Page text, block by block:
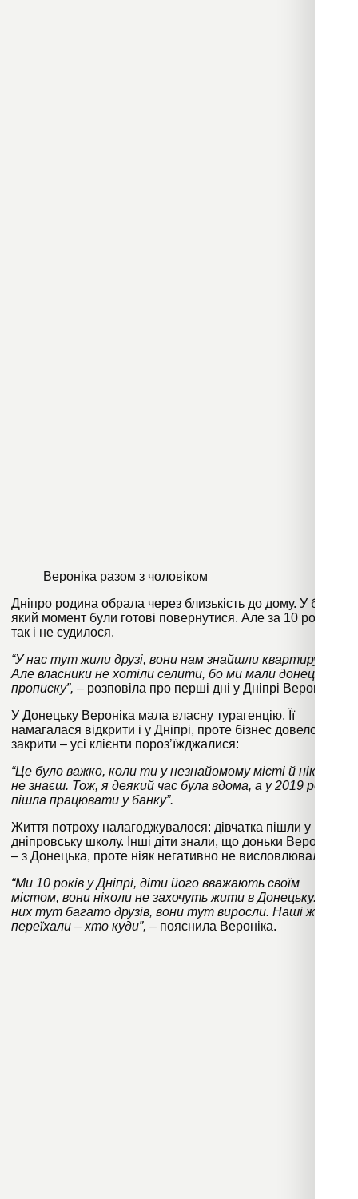
Вероніка разом з чоловіком
Дніпро родина обрала через близькість до дому. У будь-
який момент були готові повернутися. Але за 10 років
так і не судилося.
“У нас тут жили друзі, вони нам знайшли квартиру.
Але власники не хотіли селити, бо ми мали донецьку
прописку”, – розповіла про перші дні у Дніпрі Вероніка.
У Донецьку Вероніка мала власну турагенцію. Її
намагалася відкрити і у Дніпрі, проте бізнес довелося
закрити – усі клієнти порозʼїжджалися:
“Це було важко, коли ти у незнайомому місті й нікого
не знаєш. Тож, я деякий час була вдома, а у 2019 році я
пішла працювати у банку”.
Життя потроху налагоджувалося: дівчатка пішли у
дніпровську школу. Інші діти знали, що доньки Вероніки
– з Донецька, проте ніяк негативно не висловлювалися.
“Ми 10 років у Дніпрі, діти його вважають своїм
містом, вони ніколи не захочуть жити в Донецьку. У
них тут багато друзів, вони тут виросли. Наші ж друзі
переїхали – хто куди”, – пояснила Вероніка.